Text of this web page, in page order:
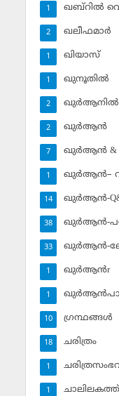
ഖബ്‌റില്‍
1
ഖലീഫമാര്‍
2
ഖിയാസ്
1
ഖുനൂതില്‍
1
2
ഖുര്‍ആന്‍
2
ഖുര്‍ആന്‍
7
ഖുര്‍ആന്‍–
1
ഖുര്‍ആന്‍-
14
ഖുര്‍ആന്‍-
38
ഖുര്‍ആന്‍-
33
ഖുര്‍ആന്‍r
1
1
ഗ്രന്ഥങ്ങള്‍
10
ചരിത്രം
18
1
1